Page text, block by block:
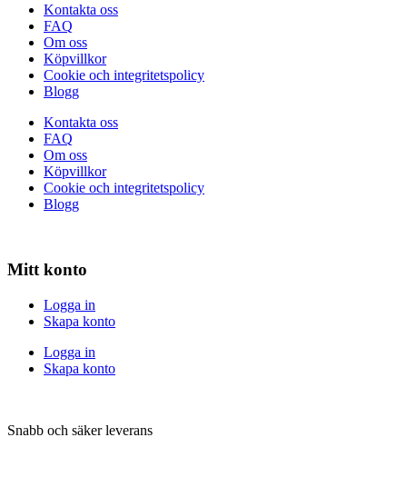
Kontakta oss
FAQ
Om oss
Köpvillkor
Cookie och integritetspolicy
Blogg
Kontakta oss
FAQ
Om oss
Köpvillkor
Cookie och integritetspolicy
Blogg
Mitt konto
Logga in
Skapa konto
Logga in
Skapa konto
Snabb och säker leverans